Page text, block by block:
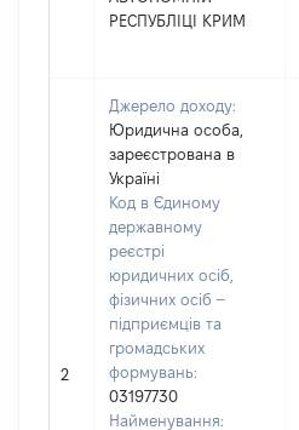
РЕСПУБЛІЦІ КРИМ
2
Джерело доходу:
Юридична особа,
зареєстрована в
Україні
Код в Єдиному
державному
реєстрі
юридичних осіб,
фізичних осіб –
підприємців та
громадських
формувань:
03197730
Найменування: